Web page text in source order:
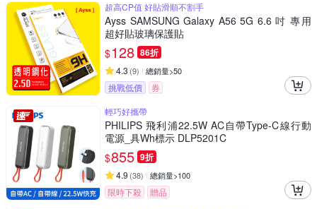
超高CP值 好貼滑順不割手
Ayss SAMSUNG Galaxy A56 5G 6.6 吋 專用
超好貼玻璃保護貼
$128 86折
4.3 (9) 總銷量>50
挑戰低價
券
輕巧好攜帶
PHILIPS 飛利浦22.5W AC自帶Type-C線行動
電源_具Wh標示 DLP5201C
$855 9折
4.9 (38) 總銷量>100
限時下殺
贈品